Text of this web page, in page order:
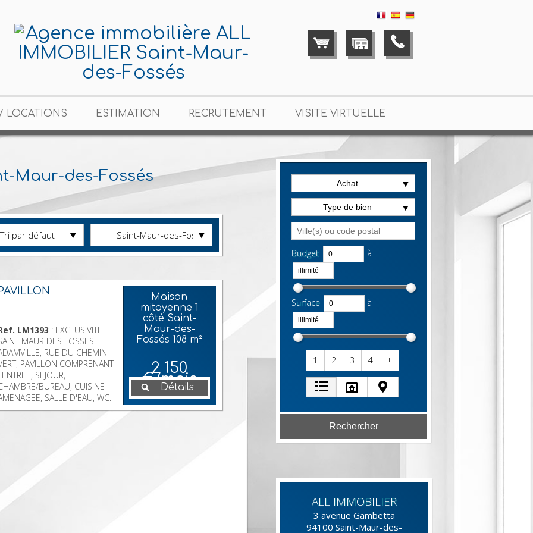
LOCATIONS ESTIMATION RECRUTEMENT VISITE VIRTUELLE
Achat
Type de bien
Budget à
Surface à
1 2 3 4 +
ALL IMMOBILIER
3 avenue Gambetta
94100 Saint-Maur-des-
Maur-des-Fossés
Tri par défaut Saint-Maur-des-Fossés
LM1393 : EXCLUSIVITE
MAUR DES FOSSES
RUE DU CHEMIN
PAVILLON COMPRENANT
SEJOUR,
BUREAU, CUISINE
SALLE D'EAU, WC.
L'ETAGE : 3 CHAMBRES,
FOSSES 06 86 88 65 91
Maison
mitoyenne 1
côté Saint-
Maur-des-
Fossés 108 m²
2 150
€/mois
Détails